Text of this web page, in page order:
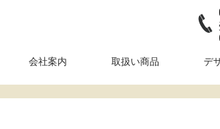
会社案内 取扱い商品 デ